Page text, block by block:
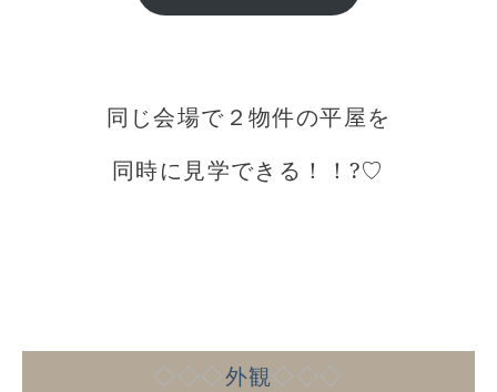
同じ会場で２物件の平屋を
同時に見学できる！！?♡
◇◇◇外観◇◇◇